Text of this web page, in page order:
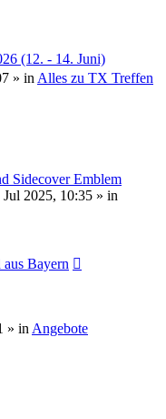
(12. - 14. Juni)
» in Alles zu TX Treffen
Sidecover Emblem
2025, 10:35 » in
aus Bayern
» in Angebote